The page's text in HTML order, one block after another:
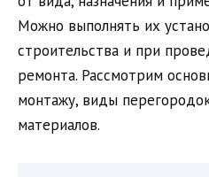
Можно выполнять их
строительства и при
ремонта. Рассмотрим
монтажу, виды
материалов.